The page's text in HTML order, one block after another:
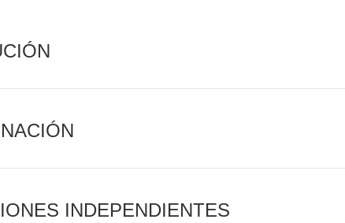
INDEPENDIENTES